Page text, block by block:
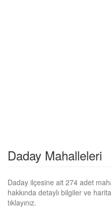
Daday Mahalleleri
Daday ilçesine ait 274 adet
hakkında detaylı bilgiler ve
tıklayınız.